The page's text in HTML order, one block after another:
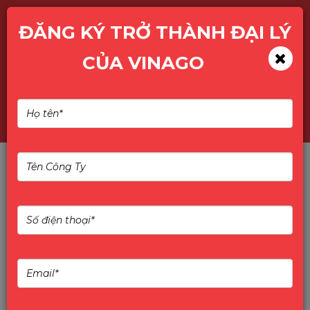
Giá thuê GPU lao dốc –
đầu xì hơi?
ĐĂNG KÝ TRỞ THÀNH ĐẠI LÝ
CỦA VINAGO